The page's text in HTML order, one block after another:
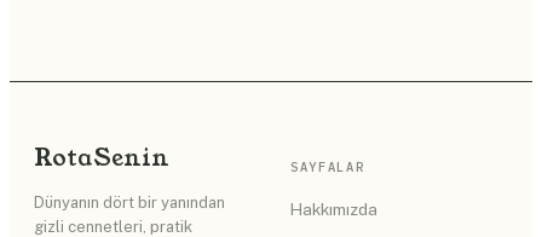
RotaSenin
Dünyanın dört bir yanından
gizli cennetleri, pratik
SAYFALAR
Hakkımızda